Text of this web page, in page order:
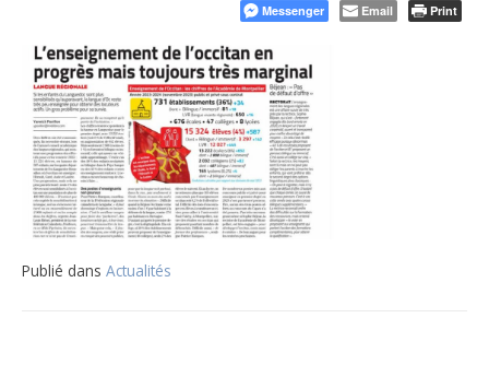
Messenger Email Print
Publié dans Actualités